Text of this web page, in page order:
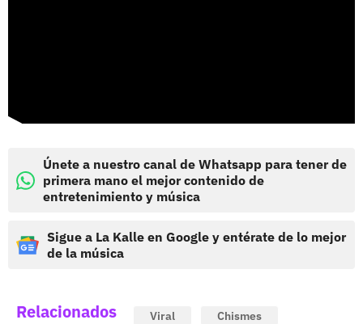
Únete a nuestro canal de Whatsapp para tener de
primera mano el mejor contenido de
entretenimiento y música
Sigue a La Kalle en Google y entérate de lo mejor
de la música
Relacionados Viral Chismes